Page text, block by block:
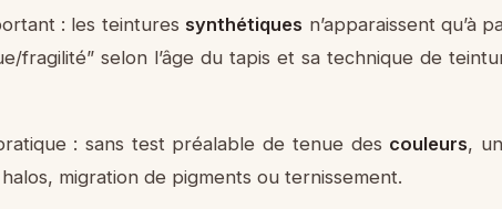
: les teintures synthétiques n’apparaissent qu’à
fragilité” selon l’âge du tapis et sa technique de
: sans test préalable de tenue des couleurs,
migration de pigments ou ternissement.